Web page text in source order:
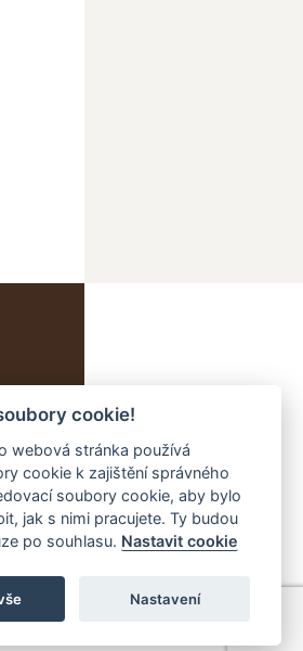
cookie!
webová stránka používá
cookie k zajištění správného
soubory cookie, aby bylo
jak s nimi pracujete. Ty budou
po souhlasu. Nastavit cookie
Nastavení